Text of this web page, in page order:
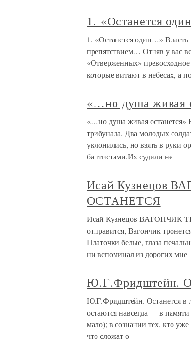
1. «Останется
1. «Останется один…» Власть
препятствием… Отняв у вас
«Отверженных» превосходное
которые витают в небесах, а
«…но душа живая
«…но душа живая останется»
трибунала. Два молодых
уклонились, но взять в руки
баптистами.Их судили не
Исай Кузнецов
ОСТАНЕТСЯ
Исай Кузнецов ВАГОНЧИК
отправится, Вагончик
Платочки белые, глаза
ни вспоминал из дорогих мне
Ю.Г.Фридштейн.
Ю.Г.Фридштейн. Останется в
остаются навсегда — в
мало); в сознании тех, кто уже
что сложат о